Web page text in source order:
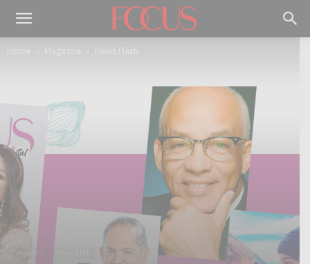
Home Magazine News Flash
Magazine